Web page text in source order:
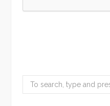
Search
for: